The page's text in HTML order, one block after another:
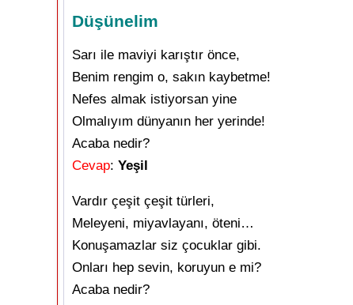
Düşünelim
Sarı ile maviyi karıştır önce,
Benim rengim o, sakın kaybetme!
Nefes almak istiyorsan yine
Olmalıyım dünyanın her yerinde!
Acaba nedir?
Cevap: Yeşil
Vardır çeşit çeşit türleri,
Meleyeni, miyavlayanı, öteni…
Konuşamazlar siz çocuklar gibi.
Onları hep sevin, koruyun e mi?
Acaba nedir?